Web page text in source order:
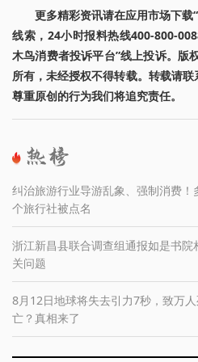
更多精彩资讯请在应用市场下载
线索，24小时报料热线400-800-
木鸟消费者投诉平台”线上投诉。版
所有，未经授权不得转载。转载请
尊重原创的行为我们将追究责任。
纠治旅游行业导游乱象、强制消费！
个旅行社被点名
浙江新昌县联合调查组通报如是书院
关问题
8月12日地球将失去引力7秒，致万
亡？真相来了